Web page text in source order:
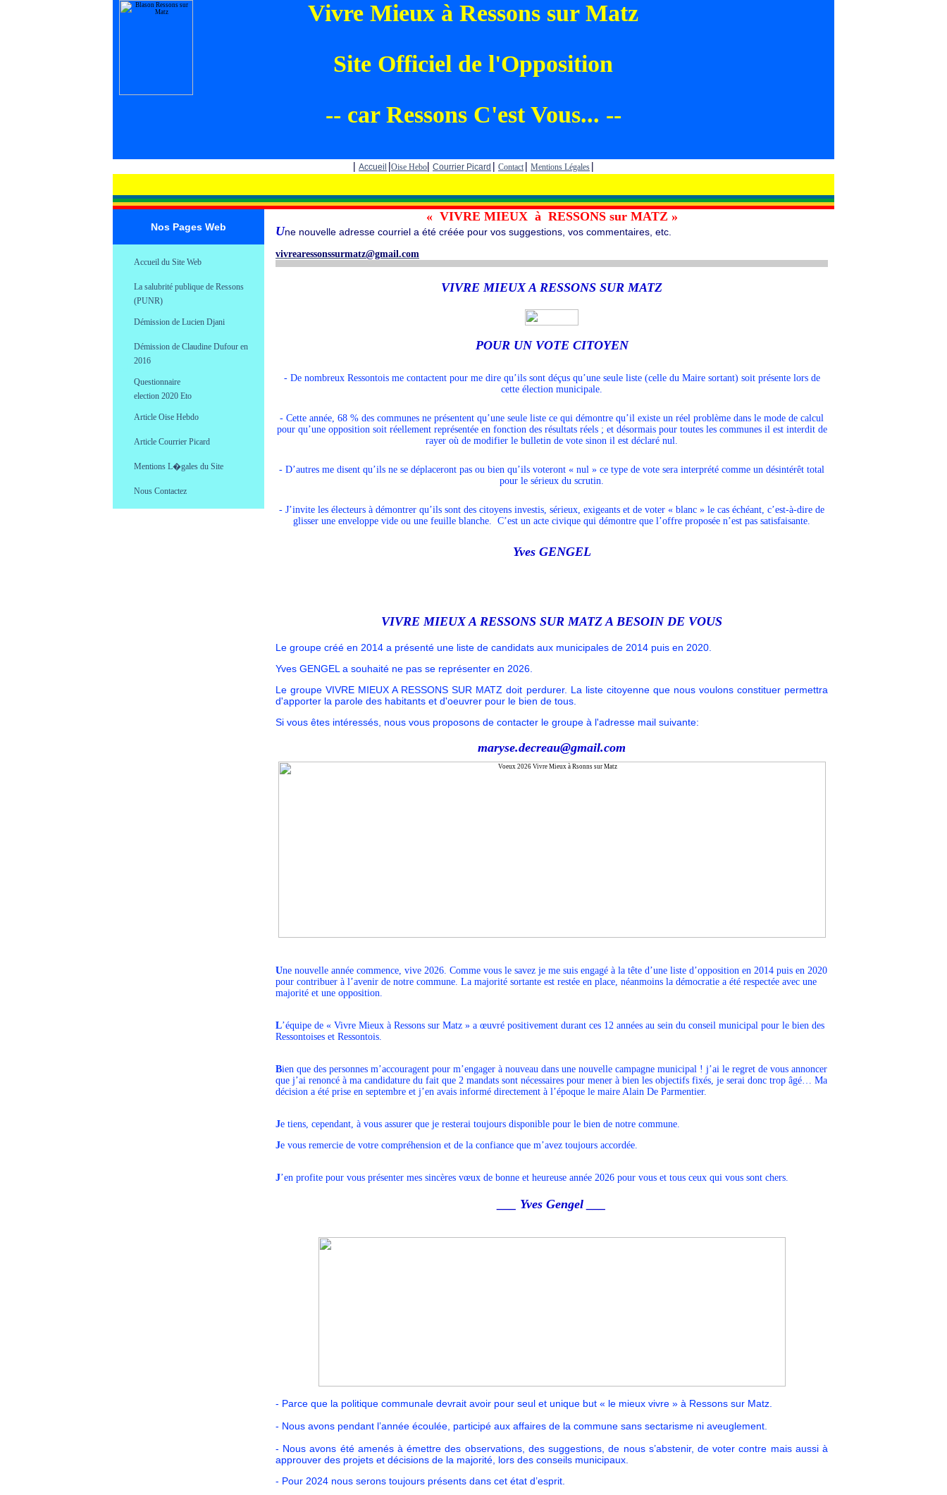
Vivre Mieux à Ressons sur Matz
Site Officiel de l'Opposition
-- car Ressons C'est Vous... --
| Accueil |Oise Hebo| Courrier Picard | Contact | Mentions Légales |
Nos Pages Web
Accueil du Site Web
La salubrité publique de Ressons
(PUNR)
Démission de Lucien Djani
Démission de Claudine Dufour en
2016
Questionnaire
election 2020
Article Oise Hebdo
Article Courrier Picard
Mentions L�gales du Site
Nous Contactez
« VIVRE MIEUX à RESSONS sur MATZ »
Une nouvelle adresse courriel a été créée pour vos suggestions, vos commentaires, etc.
vivrearessonssurmatz@gmail.com
VIVRE MIEUX A RESSONS SUR MATZ
POUR UN VOTE CITOYEN
- De nombreux Ressontois me contactent pour me dire qu’ils sont déçus qu’une seule liste (celle du Maire sortant) soit présente lors de
cette élection municipale.
- Cette année, 68 % des communes ne présentent qu’une seule liste ce qui démontre qu’il existe un réel problème dans le mode de calcul
pour qu’une opposition soit réellement représentée en fonction des résultats réels ; et désormais pour toutes les communes il est interdit de
rayer où de modifier le bulletin de vote sinon il est déclaré nul.
- D’autres me disent qu’ils ne se déplaceront pas ou bien qu’ils voteront « nul » ce type de vote sera interprété comme un désintérêt total
pour le sérieux du scrutin.
- J’invite les électeurs à démontrer qu’ils sont des citoyens investis, sérieux, exigeants et de voter « blanc » le cas échéant, c’est-à-dire de
glisser une enveloppe vide ou une feuille blanche. C’est un acte civique qui démontre que l’offre proposée n’est pas satisfaisante.
Yves GENGEL
VIVRE MIEUX A RESSONS SUR MATZ A BESOIN DE VOUS
Le groupe créé en 2014 a présenté une liste de candidats aux municipales de 2014 puis en 2020.
Yves GENGEL a souhaité ne pas se représenter en 2026.
Le groupe VIVRE MIEUX A RESSONS SUR MATZ doit perdurer. La liste citoyenne que nous voulons constituer permettra
d'apporter la parole des habitants et d'oeuvrer pour le bien de tous.
Si vous êtes intéressés, nous vous proposons de contacter le groupe à l'adresse mail suivante:
maryse.decreau@gmail.com
Une nouvelle année commence, vive 2026. Comme vous le savez je me suis engagé à la tête d’une liste d’opposition en 2014 puis en 2020
pour contribuer à l’avenir de notre commune. La majorité sortante est restée en place, néanmoins la démocratie a été respectée avec une
majorité et une opposition.
L’équipe de « Vivre Mieux à Ressons sur Matz » a œuvré positivement durant ces 12 années au sein du conseil municipal pour le bien des
Ressontoises et Ressontois.
Bien que des personnes m’accouragent pour m’engager à nouveau dans une nouvelle campagne municipal ! j’ai le regret de vous annoncer
que j’ai renoncé à ma candidature du fait que 2 mandats sont nécessaires pour mener à bien les objectifs fixés, je serai donc trop âgé… Ma
décision a été prise en septembre et j’en avais informé directement à l’époque le maire Alain De Parmentier.
Je tiens, cependant, à vous assurer que je resterai toujours disponible pour le bien de notre commune.
Je vous remercie de votre compréhension et de la confiance que m’avez toujours accordée.
J’en profite pour vous présenter mes sincères vœux de bonne et heureuse année 2026 pour vous et tous ceux qui vous sont chers.
___ Yves Gengel ___
- Parce que la politique communale devrait avoir pour seul et unique but « le mieux vivre » à Ressons sur Matz.
- Nous avons pendant l’année écoulée, participé aux affaires de la commune sans sectarisme ni aveuglement.
- Nous avons été amenés à émettre des observations, des suggestions, de nous s’abstenir, de voter contre mais aussi à
approuver des projets et décisions de la majorité, lors des conseils municipaux.
- Pour 2024 nous serons toujours présents dans cet état d’esprit.